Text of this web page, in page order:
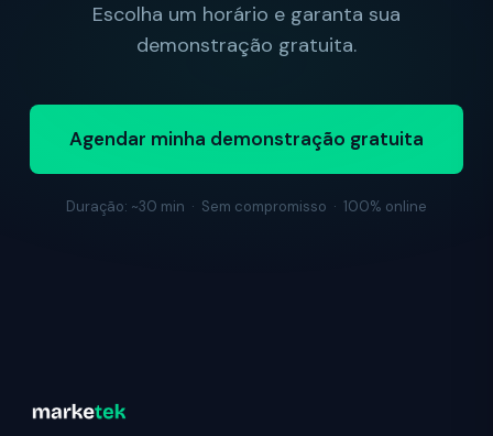
Escolha um horário e garanta sua
demonstração gratuita.
Agendar minha demonstração gratuita
Duração: ~30 min · Sem compromisso · 100% online